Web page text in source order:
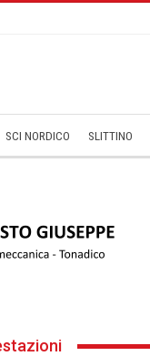
SCI NORDICO SLITTINO